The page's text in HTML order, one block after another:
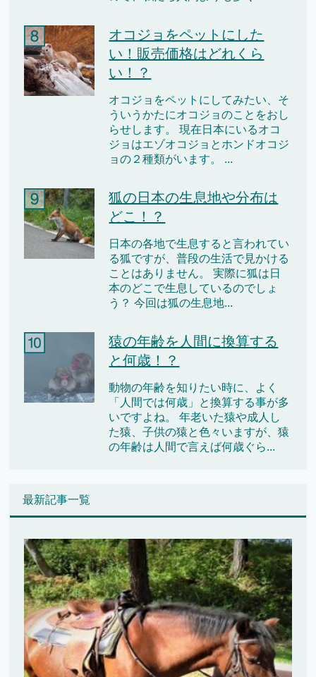
オコジョをペットにした
い！販売価格はどれくら
い！？
オコジョをペットにしてみたい、そ
ういうかたにオコジョのことをおし
らせします。 現在日本にいるオコ
ジョはエゾオコジョとホンドオコジ
ョの２種類がいます。 ...
狐の日本の生息地や分布は
どこ！？
日本の各地で生息すると言われてい
る狐ですが、普段の生活で見かける
ことはありません。 実際に狐は日
本のどこで生息しているのでしょ
う？ 今回は狐の生息地...
猿の年齢を人間に換算する
と何歳！？
動物の年齢を知りたい時に、よく
「人間では何歳」と換算する事が多
いですよね。 年老いた猿や成人し
た猿、子供の猿と色々いますが、猿
の年齢は人間で言えば何歳ぐら...
最新記事一覧